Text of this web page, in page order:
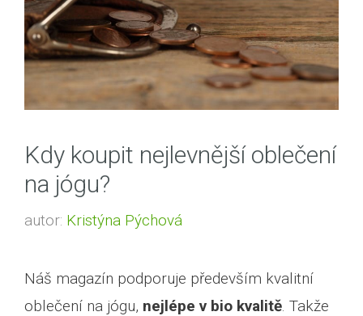
Kdy koupit nejlevnější oblečení
na jógu?
autor: Kristýna Pýchová
Náš magazín podporuje především kvalitní
oblečení na jógu, nejlépe v bio kvalitě . Takže